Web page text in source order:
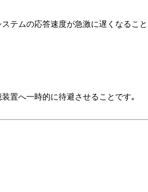
テムの応答速度が急激に遅くなること
置へ一時的に待避させることです｡